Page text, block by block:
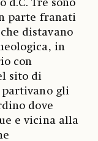
d.C. Tre sono
parte franati
distavano
in
con
sito di
partivano gli
dove
e vicina alla